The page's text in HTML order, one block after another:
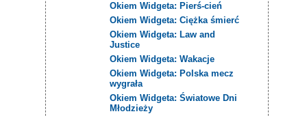
Okiem Widgeta: Pierś-cień
Okiem Widgeta: Ciężka śmierć
Okiem Widgeta: Law and
Justice
Okiem Widgeta: Wakacje
Okiem Widgeta: Polska mecz
wygrała
Okiem Widgeta: Światowe Dni
Młodzieży